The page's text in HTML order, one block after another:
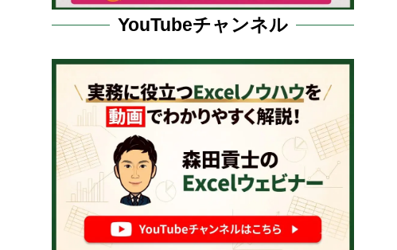
YouTubeチャンネル